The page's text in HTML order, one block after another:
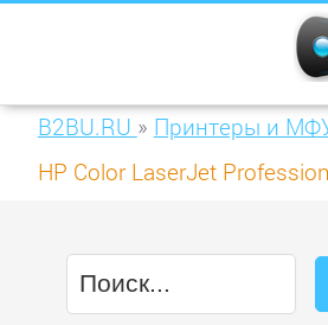
B2BU.RU » Принтеры и
HP Color LaserJet